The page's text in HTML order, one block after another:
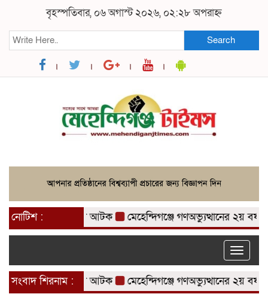
বৃহস্পতিবার, ০৬ অগাস্ট ২০২৬, ০২:২৮ অপরাহ্ন
Search
নোটিশ :
৩ মাদক ব্যবসায়ী আটক মেহেন্দিগঞ্জে গণঅভ্যুত্থানের ২য়
Toggle
সংবাদ শিরনাম :
৩ মাদক ব্যবসায়ী আটক মেহেন্দিগঞ্জে গণঅভ্যুত্থানের ২য়